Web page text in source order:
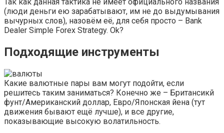
(люди деньги ею зарабатывают, им не до выдумывания
вычурных слов), назовём её, для себя просто – Bank
Dealer Simple Forex Strategy. Оk?
Подходящие инструменты
Какие валютные пары вам могут подойти, если
решитесь таким заниматься? Конечно же – Британсикй
фунт/Американский доллар, Евро/Японская йена (тут
движения бывают ещё лучше), и все другие,
показывающие высокую волатильность.